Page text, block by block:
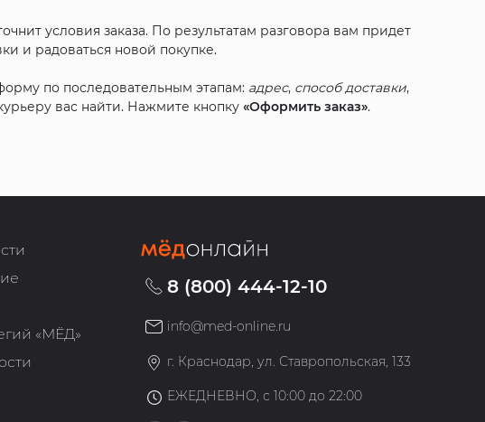
условия заказа. По результатам разговора вам придет
и радоваться новой покупке.
по последовательным этапам: адрес, способ доставки,
вас найти. Нажмите кнопку«Оформить заказ».
«МЁД»
8 (800) 444-12-10
info@med-online.ru
г. Краснодар, ул. Ставропольская, 133
ЕЖЕДНЕВНО, с 10:00 до 22:00